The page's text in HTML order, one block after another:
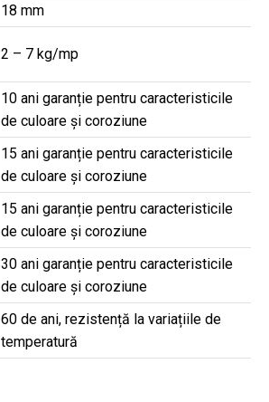
18 mm
2 – 7 kg/mp
10 ani garanție pentru caracteristicile
de culoare și coroziune
15 ani garanție pentru caracteristicile
de culoare și coroziune
15 ani garanție pentru caracteristicile
de culoare și coroziune
30 ani garanție pentru caracteristicile
de culoare și coroziune
60 de ani, rezistență la variațiile de
temperatură